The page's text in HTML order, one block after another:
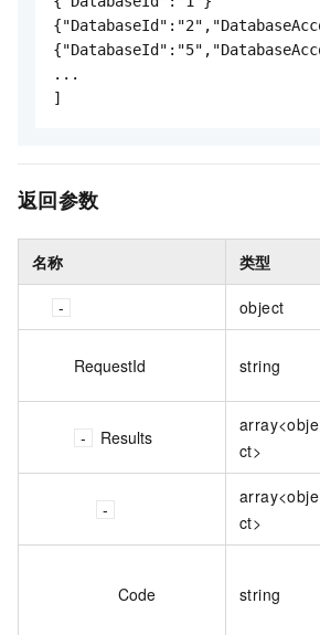
...
返回参数
名称 类型
object
RequestId string
Results
array<obje
ct>
array<obje
ct>
Code string